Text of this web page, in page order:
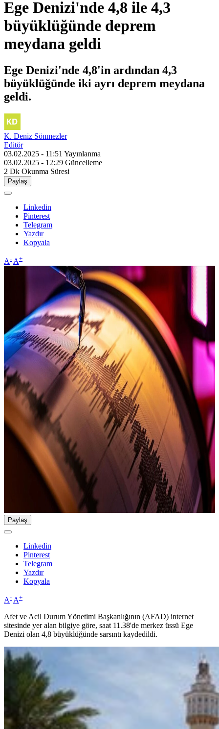
Ege Denizi'nde 4,8 ile 4,3
büyüklüğünde deprem
meydana geldi
Ege Denizi'nde 4,8'in ardından 4,3
büyüklüğünde iki ayrı deprem meydana
geldi.
K. Deniz Sönmezler
Editör
03.02.2025 - 11:51 Yayınlanma
03.02.2025 - 12:29 Güncelleme
2 Dk Okunma Süresi
Paylaş
Linkedin
Pinterest
Telegram
Yazdır
Kopyala
A- A+
Paylaş
Linkedin
Pinterest
Telegram
Yazdır
Kopyala
A- A+
Afet ve Acil Durum Yönetimi Başkanlığının (AFAD) internet
sitesinde yer alan bilgiye göre, saat 11.38'de merkez üssü Ege
Denizi olan 4,8 büyüklüğünde sarsıntı kaydedildi.